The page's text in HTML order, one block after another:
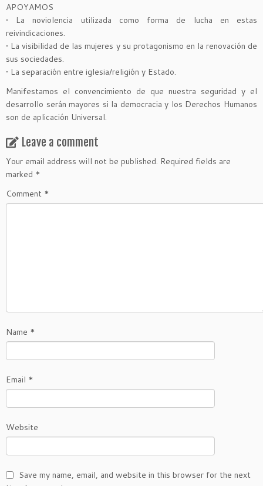
APOYAMOS
• La noviolencia utilizada como forma de lucha en estas
reivindicaciones.
• La visibilidad de las mujeres y su protagonismo en la renovación de
sus sociedades.
• La separación entre iglesia/religión y Estado.
Manifestamos el convencimiento de que nuestra seguridad y el
desarrollo serán mayores si la democracia y los Derechos Humanos
son de aplicación Universal.
Leave a comment
Your email address will not be published. Required fields are
marked *
Comment *
Name *
Email *
Website
Save my name, email, and website in this browser for the next